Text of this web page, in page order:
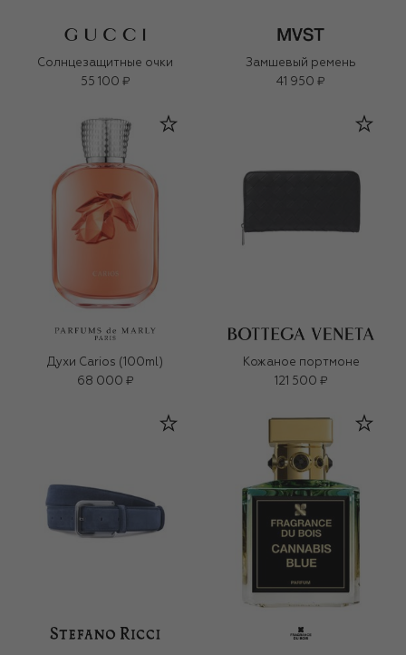
Солнцезащитные очки
55 100 ₽
Замшевый ремень
41 950 ₽
Духи Carios (100ml)
68 000 ₽
Кожаное портмоне
121 500 ₽